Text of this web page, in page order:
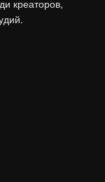
креаторов,